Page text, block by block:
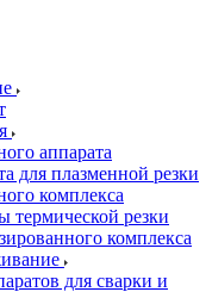
аппарата
для плазменной резки
комплекса
термической резки
комплекса
для сварки и